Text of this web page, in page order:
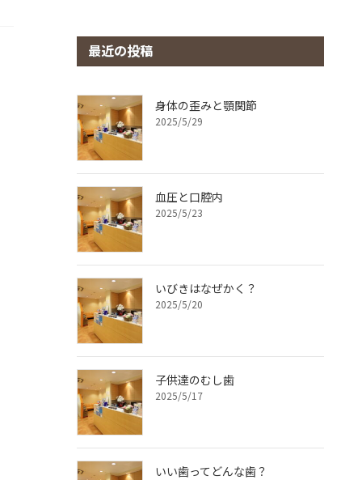
最近の投稿
身体の歪みと顎関節
2025/5/29
血圧と口腔内
2025/5/23
いびきはなぜかく？
2025/5/20
子供達のむし歯
2025/5/17
いい歯ってどんな歯？